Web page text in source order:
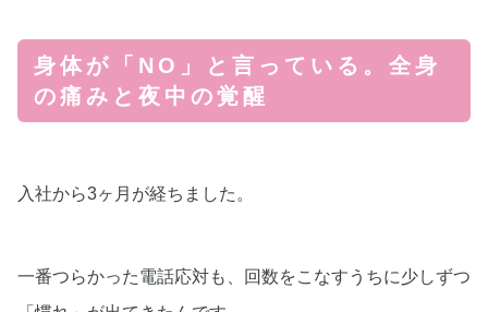
身体が「NO」と言っている。全身
の痛みと夜中の覚醒
入社から3ヶ月が経ちました。
一番つらかった電話応対も、回数をこなすうちに少しずつ